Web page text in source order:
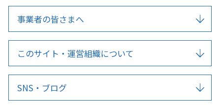
事業者の皆さまへ
このサイト・運営組織について
SNS・ブログ